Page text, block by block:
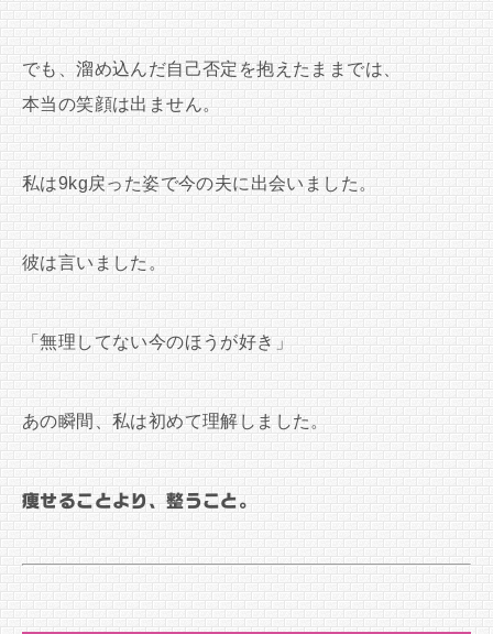
でも、溜め込んだ自己否定を抱えたままでは、
本当の笑顔は出ません。
私は9kg戻った姿で今の夫に出会いました。
彼は言いました。
「無理してない今のほうが好き」
あの瞬間、私は初めて理解しました。
痩せることより、整うこと。